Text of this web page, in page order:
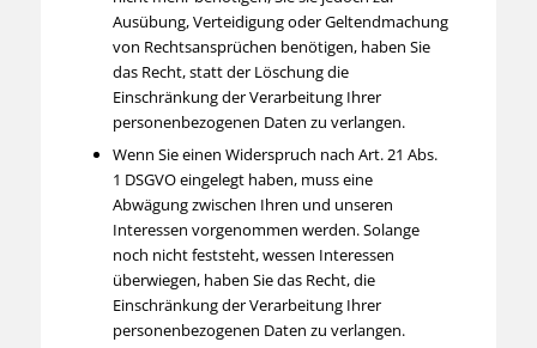
Ausübung, Verteidigung oder Geltendmachung
von Rechtsansprüchen benötigen, haben Sie
das Recht, statt der Löschung die
Einschränkung der Verarbeitung Ihrer
personenbezogenen Daten zu verlangen.
Wenn Sie einen Widerspruch nach Art. 21 Abs.
1 DSGVO eingelegt haben, muss eine
Abwägung zwischen Ihren und unseren
Interessen vorgenommen werden. Solange
noch nicht feststeht, wessen Interessen
überwiegen, haben Sie das Recht, die
Einschränkung der Verarbeitung Ihrer
personenbezogenen Daten zu verlangen.